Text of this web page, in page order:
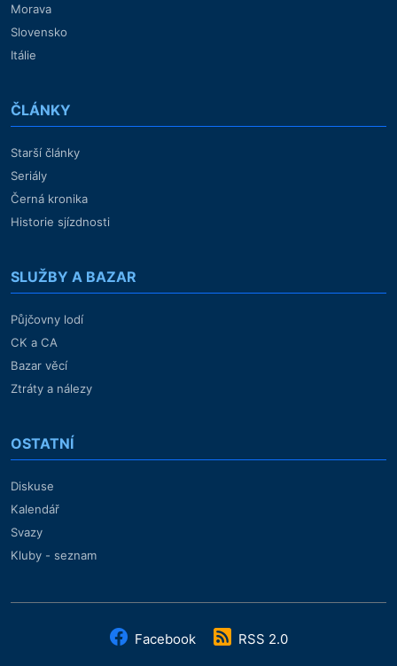
Morava
Slovensko
Itálie
ČLÁNKY
Starší články
Seriály
Černá kronika
Historie sjízdnosti
SLUŽBY A BAZAR
Půjčovny lodí
CK a CA
Bazar věcí
Ztráty a nálezy
OSTATNÍ
Diskuse
Kalendář
Svazy
Kluby - seznam
Facebook RSS 2.0